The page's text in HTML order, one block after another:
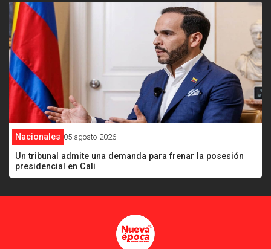
Nacionales 05-agosto-2026
Un tribunal admite una demanda para frenar la posesión
presidencial en Cali